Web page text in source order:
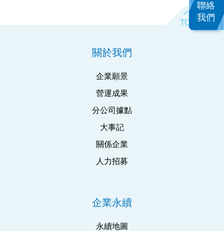
關於我們
企業願景
營運成果
分公司據點
大事記
關係企業
人力招募
企業永續
永續地圖
聯絡
我們